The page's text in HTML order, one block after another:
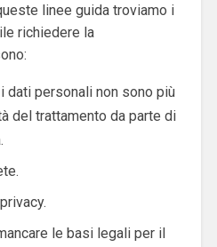
linee guida troviamo i
richiedere la
dati personali non sono più
del trattamento da parte di
le basi legali per il